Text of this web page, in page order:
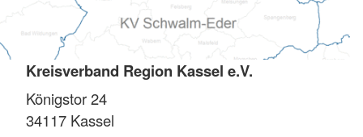
Kreisverband Region Kassel e.V.
Königstor 24
34117 Kassel